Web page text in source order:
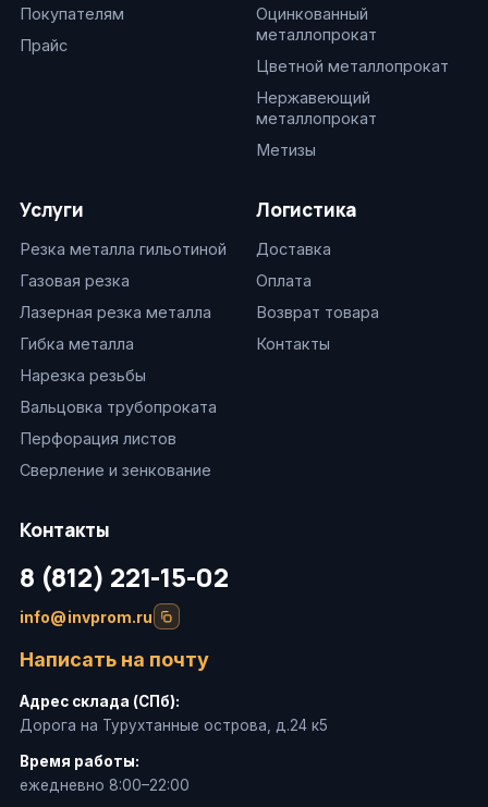
Покупателям
Прайс
Оцинкованный
металлопрокат
Цветной металлопрокат
Нержавеющий
металлопрокат
Метизы
Услуги
Резка металла гильотиной
Газовая резка
Лазерная резка металла
Гибка металла
Нарезка резьбы
Вальцовка трубопроката
Перфорация листов
Сверление и зенкование
Логистика
Доставка
Оплата
Возврат товара
Контакты
Контакты
8 (812) 221-15-02
info@invprom.ru
Написать на почту
Адрес склада (СПб):
Дорога на Турухтанные острова, д.24 к5
Время работы:
ежедневно 8:00–22:00